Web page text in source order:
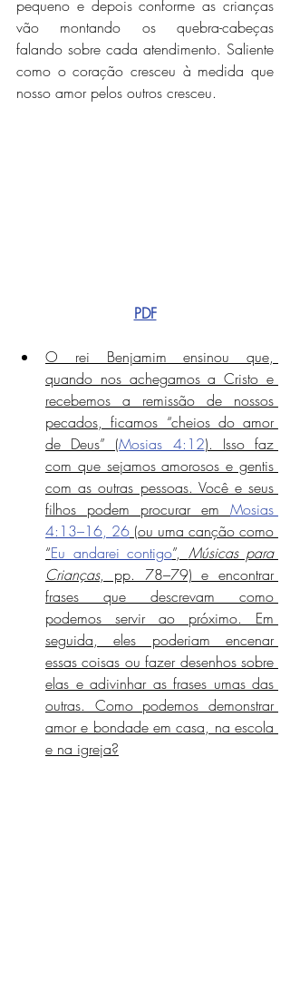
pequeno e depois conforme as crianças
vão montando os quebra-cabeças
falando sobre cada atendimento. Saliente
como o coração cresceu à medida que
nosso amor pelos outros cresceu.
PDF
O rei Benjamim ensinou que,
quando nos achegamos a Cristo e
recebemos a remissão de nossos
pecados, ficamos “cheios do amor
de Deus” (Mosias 4:12). Isso faz
com que sejamos amorosos e gentis
com as outras pessoas. Você e seus
filhos podem procurar em Mosias
4:13–16, 26 (ou uma canção como
“Eu andarei contigo”, Músicas para
Crianças, pp. 78–79) e encontrar
frases que descrevam como
podemos servir ao próximo. Em
seguida, eles poderiam encenar
essas coisas ou fazer desenhos sobre
elas e adivinhar as frases umas das
outras. Como podemos demonstrar
amor e bondade em casa, na escola
e na igreja?